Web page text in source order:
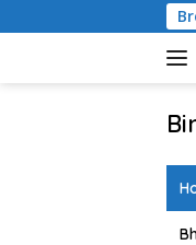
to
Karang Bongkot